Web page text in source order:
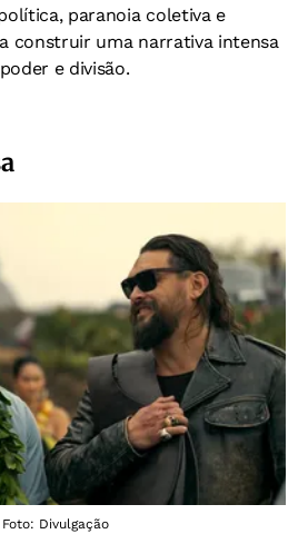
paranoia coletiva e
construir uma narrativa intensa
e divisão.
Divulgação